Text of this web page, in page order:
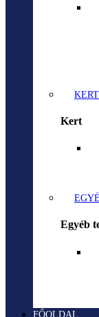
KERT
Kert
Egyéb
FŐOLDAL